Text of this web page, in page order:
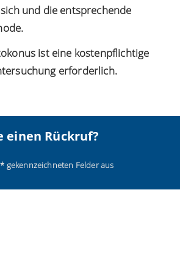
und die entsprechende
ist eine kostenpflichtige
erforderlich.
einen Rückruf?
gekennzeichneten Felder aus